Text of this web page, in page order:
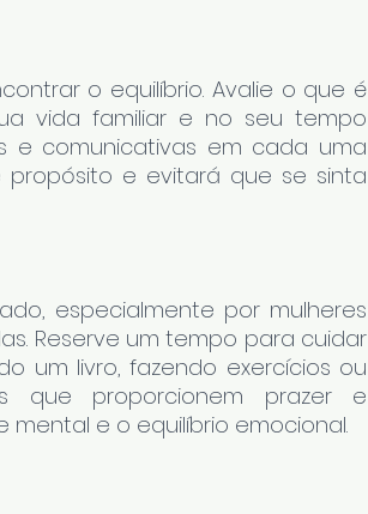
o equilíbrio. Avalie o que é
vida familiar e no seu tempo
e comunicativas em cada uma
propósito e evitará que se sinta
especialmente por mulheres
Reserve um tempo para cuidar
um livro, fazendo exercícios ou
que proporcionem prazer e
e o equilíbrio emocional.